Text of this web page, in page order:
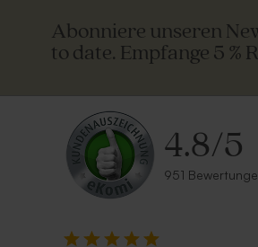
Abonniere unseren
to date. Empfange 5 %
4.8/5
951